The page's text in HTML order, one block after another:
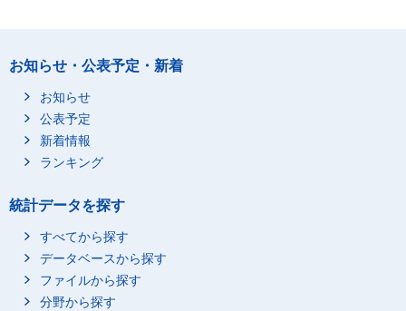
お知らせ・公表予定・新着
お知らせ
公表予定
新着情報
ランキング
統計データを探す
すべてから探す
データベースから探す
ファイルから探す
分野から探す